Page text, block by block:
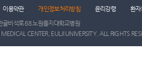
이용약관 개인정보처리방침 윤리강령
환자
비석로 68 노원을지대학교병원
CENTER, EULJI UNIVERSITY. ALL RIGHTS